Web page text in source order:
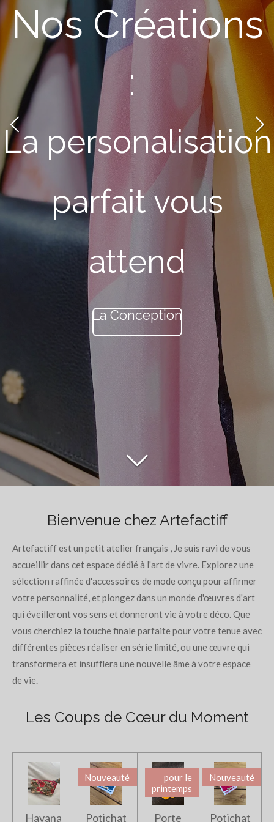
Nos Créations
:
La personalisation
parfait vous
attend
La Conception
Bienvenue chez Artefactiff
Artefactiff est un petit atelier français , Je suis ravi de vous
accueillir dans cet espace dédié à l'art de vivre. Explorez une
sélection raffinée d'accessoires de mode conçu pour affirmer
votre personnalité, et plongez dans un monde d'œuvres d'art
qui éveilleront vos sens et donneront vie à votre déco. Que
vous cherchiez la touche finale parfaite pour votre tenue avec
différentes pièces réaliser en série limité, ou une œuvre qui
transformera et insufflera une nouvelle âme à votre espace
de vie.
Les Coups de Cœur du Moment
Havana
Nouveauté
Potichat
pour le
printemps
Porte
Nouveauté
Potichat